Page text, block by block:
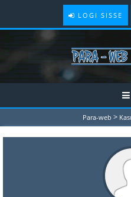
LOGI SISSE
Para-web >